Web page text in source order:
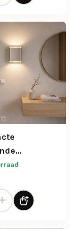
in beige (zand)
2-lichts
afgeronde